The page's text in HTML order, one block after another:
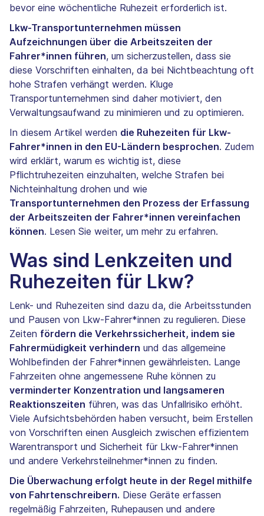
bevor eine wöchentliche Ruhezeit erforderlich ist.
Lkw-Transportunternehmen müssen
Aufzeichnungen über die Arbeitszeiten der
Fahrer*innen führen, um sicherzustellen, dass sie
diese Vorschriften einhalten, da bei Nichtbeachtung oft
hohe Strafen verhängt werden. Kluge
Transportunternehmen sind daher motiviert, den
Verwaltungsaufwand zu minimieren und zu optimieren.
In diesem Artikel werden die Ruhezeiten für Lkw-
Fahrer*innen in den EU-Ländern besprochen. Zudem
wird erklärt, warum es wichtig ist, diese
Pflichtruhezeiten einzuhalten, welche Strafen bei
Nichteinhaltung drohen und wie
Transportunternehmen den Prozess der Erfassung
der Arbeitszeiten der Fahrer*innen vereinfachen
können. Lesen Sie weiter, um mehr zu erfahren.
Was sind Lenkzeiten und
Ruhezeiten für Lkw?
Lenk- und Ruhezeiten sind dazu da, die Arbeitsstunden
und Pausen von Lkw-Fahrer*innen zu regulieren. Diese
Zeiten fördern die Verkehrssicherheit, indem sie
Fahrermüdigkeit verhindern und das allgemeine
Wohlbefinden der Fahrer*innen gewährleisten. Lange
Fahrzeiten ohne angemessene Ruhe können zu
verminderter Konzentration und langsameren
Reaktionszeiten führen, was das Unfallrisiko erhöht.
Viele Aufsichtsbehörden haben versucht, beim Erstellen
von Vorschriften einen Ausgleich zwischen effizientem
Warentransport und Sicherheit für Lkw-Fahrer*innen
und andere Verkehrsteilnehmer*innen zu finden.
Die Überwachung erfolgt heute in der Regel mithilfe
von Fahrtenschreibern. Diese Geräte erfassen
regelmäßig Fahrzeiten, Ruhepausen und andere